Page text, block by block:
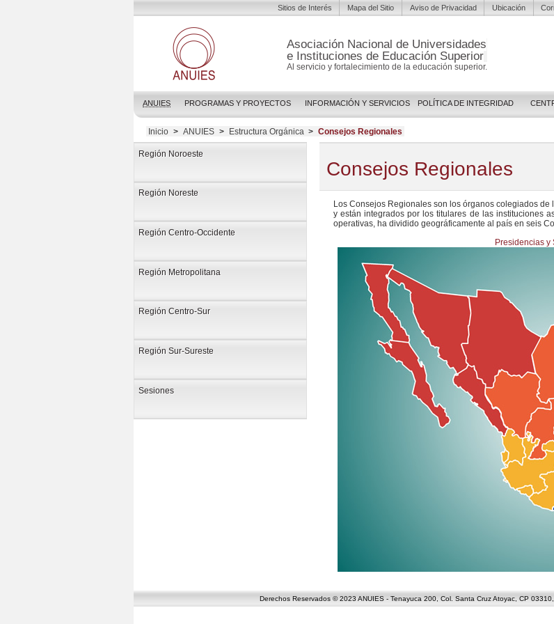
Asociación Nacional de Universidades
e Instituciones de Educación Superior
Al servicio y fortalecimiento de la educación superior.
ANUIES PROGRAMAS Y PROYECTOS INFORMACIÓN Y SERVICIOS POLÍTICA DE INTEGRIDAD
Sitios de Interés Mapa del Sitio Aviso de Privacidad Ubicación
Inicio > ANUIES > Estructura Orgánica > Consejos Regionales
Región Noroeste
Región Noreste
Región Centro-Occidente
Región Metropolitana
Región Centro-Sur
Región Sur-Sureste
Sesiones
Consejos Regionales
Los Consejos Regionales son los órganos colegiados de
y están integrados por los titulares de las instituciones
operativas, ha dividido geográficamente al país en seis
Presidencias y
Derechos Reservados © 2023 ANUIES - Tenayuca 200, Col. Santa Cruz Atoyac, CP 03310,